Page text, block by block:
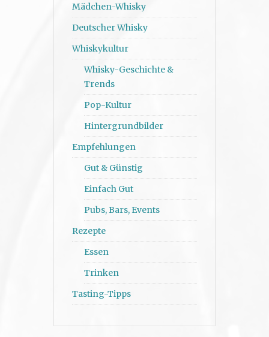
Mädchen-Whisky
Deutscher Whisky
Whiskykultur
Whisky-Geschichte &
Trends
Pop-Kultur
Hintergrundbilder
Empfehlungen
Gut & Günstig
Einfach Gut
Pubs, Bars, Events
Rezepte
Essen
Trinken
Tasting-Tipps